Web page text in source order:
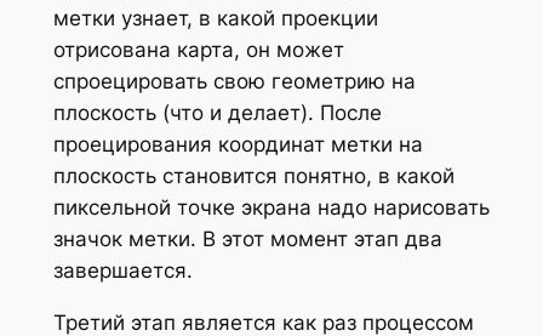
метки узнает, в какой проекции
отрисована карта, он может
спроецировать свою геометрию на
плоскость (что и делает). После
проецирования координат метки на
плоскость становится понятно, в какой
пиксельной точке экрана надо нарисовать
значок метки. В этот момент этап два
завершается.
Третий этап является как раз процессом